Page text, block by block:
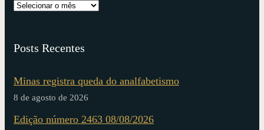
Posts Recentes
Minas registra queda do analfabetismo
8 de agosto de 2026
Edição número 2463 08/08/2026